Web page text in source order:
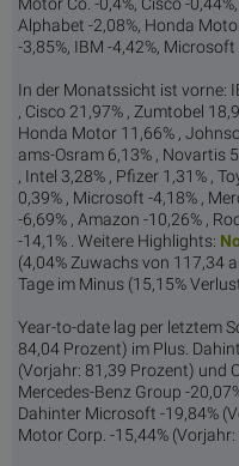
Alphabet -2,08%, Honda
-3,85%, IBM -4,42%,
In der Monatssicht ist vorne:
, Cisco 21,97% , Zumtobel
Honda Motor 11,66% ,
ams-Osram 6,13% , Novartis
, Intel 3,28% , Pfizer 1,31% ,
0,39% , Microsoft -4,18% ,
-6,69% , Amazon -10,26% ,
-14,1% . Weitere Highlights:
(4,04% Zuwachs von 117,34
Tage im Minus (15,15%
Year-to-date lag per letztem
84,04 Prozent) im Plus.
(Vorjahr: 81,39 Prozent) und
Mercedes-Benz Group -
Dahinter Microsoft -19,84%
Motor Corp. -15,44% (Vorjahr: